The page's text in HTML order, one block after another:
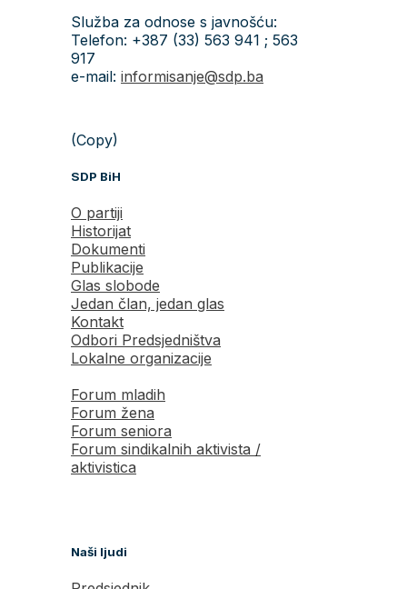
Služba za odnose s javnošću:
Telefon: +387 (33) 563 941 ; 563
917
e-mail: informisanje@sdp.ba
(Copy)
SDP BiH
O partiji
Historijat
Dokumenti
Publikacije
Glas slobode
Jedan član, jedan glas
Kontakt
Odbori Predsjedništva
Lokalne organizacije
Forum mladih
Forum žena
Forum seniora
Forum sindikalnih aktivista /
aktivistica
Naši ljudi